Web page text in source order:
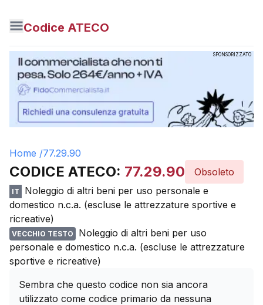
Codice ATECO
SPONSORIZZATO
Home /77.29.90
CODICE ATECO: 77.29.90 Obsoleto
IT
Noleggio di altri beni per uso personale e
domestico n.c.a. (escluse le attrezzature sportive e
ricreative)
VECCHIO TESTO
Noleggio di altri beni per uso
personale e domestico n.c.a. (escluse le attrezzature
sportive e ricreative)
Sembra che questo codice non sia ancora
utilizzato come codice primario da nessuna